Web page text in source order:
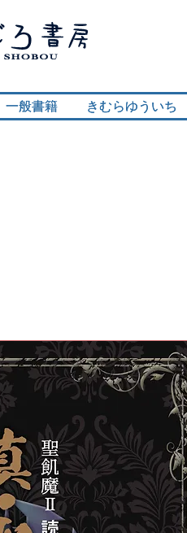
一般書籍 きむらゆういち
一般書籍 きむらゆういち